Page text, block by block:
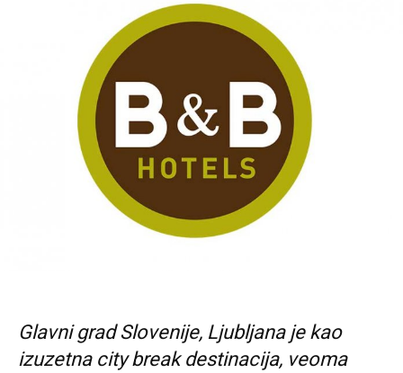
Glavni grad Slovenije, Ljubljana je kao
izuzetna city break destinacija, veoma